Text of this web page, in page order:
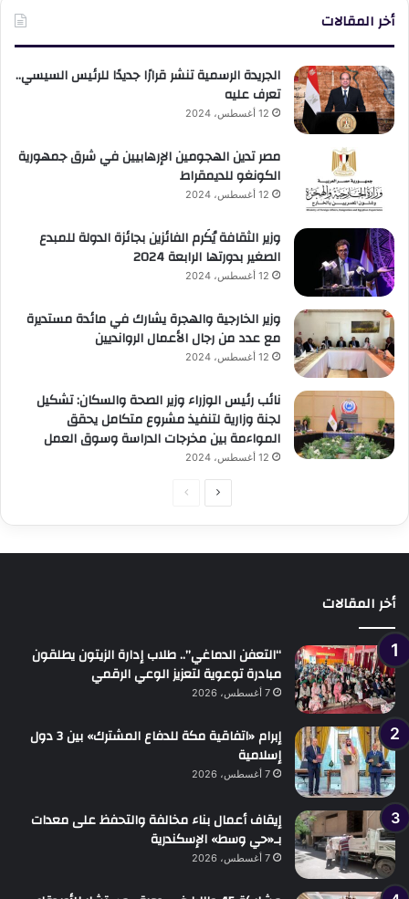
أخر المقالات
الجريدة الرسمية تنشر قرارًا جديدًا للرئيس السيسي..
تعرف عليه
12 أغسطس، 2024
مصر تدين الهجومين الإرهابيين في شرق جمهورية
الكونغو للديمقراط
12 أغسطس، 2024
وزير الثقافة يُكَرم الفائزين بجائزة الدولة للمبدع
الصغير بدورتها الرابعة 2024
12 أغسطس، 2024
وزير الخارجية والهجرة يشارك في مائدة مستديرة
مع عدد من رجال الأعمال الروانديين
12 أغسطس، 2024
نائب رئيس الوزراء وزير الصحة والسكان: تشكيل
لجنة وزارية لتنفيذ مشروع متكامل يحقق
المواءمة بين مخرجات الدراسة وسوق العمل
12 أغسطس، 2024
الصفحةالصفحة
أخر المقالات
“التعفن الدماغي”.. طلاب إدارة الزيتون يطلقون
مبادرة توعوية لتعزيز الوعي الرقمي
7 أغسطس، 2026
إبرام «اتفاقية مكة للدفاع المشترك» بين 3 دول
إسلامية
7 أغسطس، 2026
إيقاف أعمال بناء مخالفة والتحفظ على معدات
بـ«حي وسط» الإسكندرية
7 أغسطس، 2026